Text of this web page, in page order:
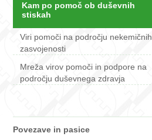
Kam po pomoč ob duševnih
stiskah
Viri pomoči na področju nekemičnih
zasvojenosti
Mreža virov pomoči in podpore na
področju duševnega zdravja
Povezave in pasice